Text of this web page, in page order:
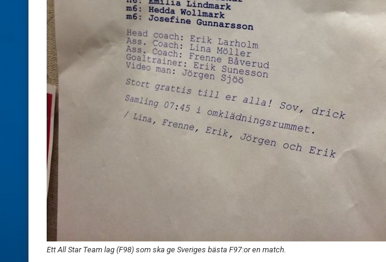
Ett All Star Team lag (F98) som ska ge Sveriges bästa F97:or en match.